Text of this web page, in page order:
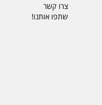
צרו קשר
שתפו אותנו!